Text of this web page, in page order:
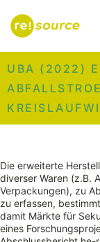
UBA (2022)
Die erweiterte
diverser Waren (z.B.
Verpackungen), zu
zu erfassen,
damit Märkte für
eines